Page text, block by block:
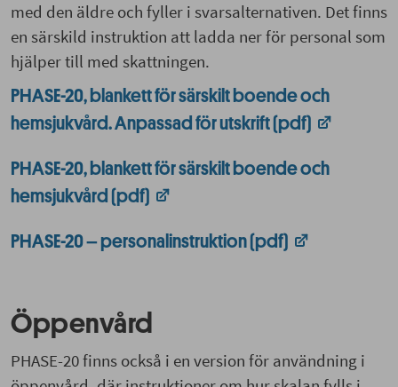
med den äldre och fyller i svarsalternativen. Det finns
en särskild instruktion att ladda ner för personal som
hjälper till med skattningen.
PHASE-20, blankett för särskilt boende och
hemsjukvård. Anpassad för utskrift (pdf)
PHASE-20, blankett för särskilt boende och
hemsjukvård (pdf)
PHASE-20 – personalinstruktion (pdf)
Öppenvård
PHASE-20 finns också i en version för användning i